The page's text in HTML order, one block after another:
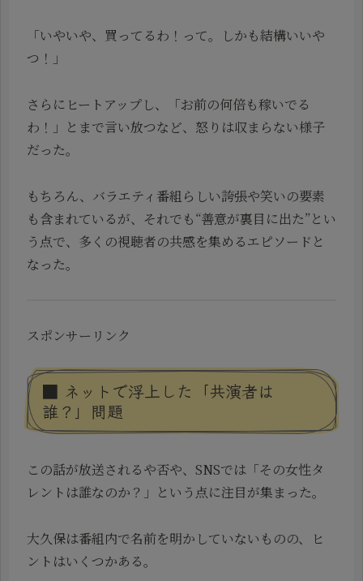
「いやいや、買ってるわ！って。しかも結構いいや
つ！」
さらにヒートアップし、「お前の何倍も稼いでる
わ！」とまで言い放つなど、怒りは収まらない様子
だった。
もちろん、バラエティ番組らしい誇張や笑いの要素
も含まれているが、それでも“善意が裏目に出た”とい
う点で、多くの視聴者の共感を集めるエピソードと
なった。
スポンサーリンク
■ ネットで浮上した「共演者は
誰？」問題
この話が放送されるや否や、SNSでは「その女性タ
レントは誰なのか？」という点に注目が集まった。
大久保は番組内で名前を明かしていないものの、ヒ
ントはいくつかある。